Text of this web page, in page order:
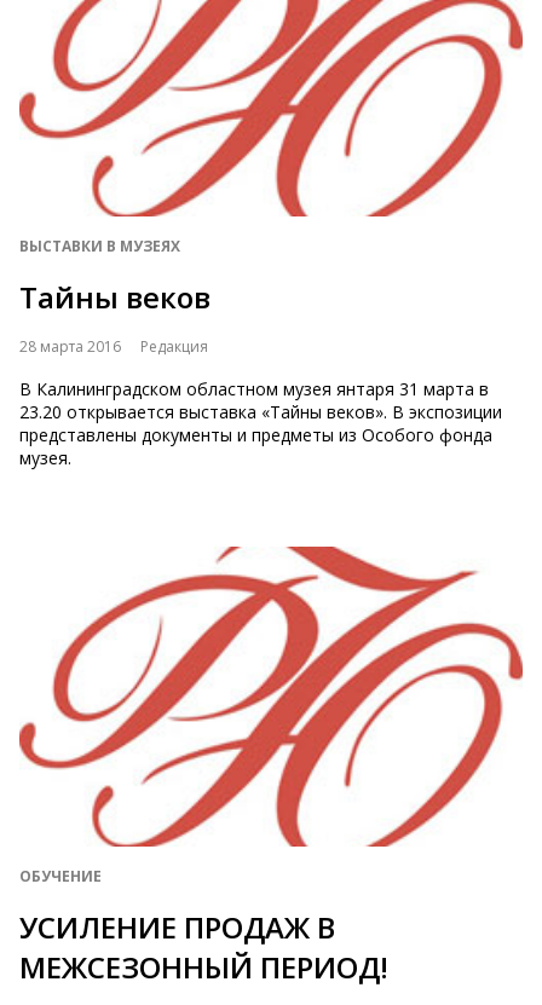
ВЫСТАВКИ В МУЗЕЯХ
Тайны веков
28 марта 2016 Редакция
В Калининградском областном музея янтаря 31 марта в
23.20 открывается выставка «Тайны веков». В экспозиции
представлены документы и предметы из Особого фонда
музея.
ОБУЧЕНИЕ
УСИЛЕНИЕ ПРОДАЖ В
МЕЖСЕЗОННЫЙ ПЕРИОД!